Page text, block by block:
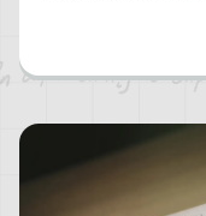
водительское